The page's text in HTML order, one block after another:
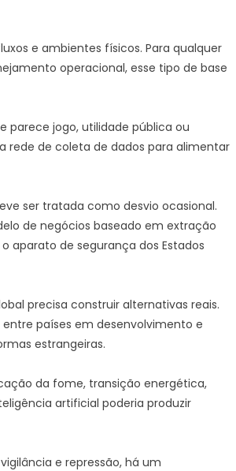
e ambientes físicos. Para qualquer
operacional, esse tipo de base
parece jogo, utilidade pública ou
rede de coleta de dados para alimentar
ser tratada como desvio ocasional.
de negócios baseado em extração
aparato de segurança dos Estados
precisa construir alternativas reais.
países em desenvolvimento e
estrangeiras.
da fome, transição energética,
artificial poderia produzir
e repressão, há um